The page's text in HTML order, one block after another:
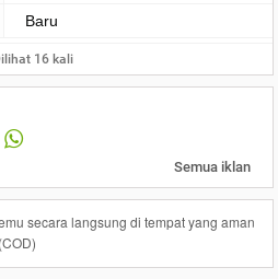
Baru
16 kali
Semua iklan
secara langsung di tempat yang aman